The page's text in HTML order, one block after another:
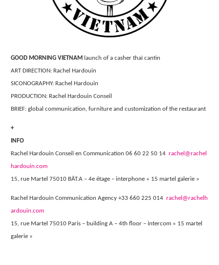
GOOD MORNING VIETNAM
launch of a casher thaï cantin
ART DIRECTION: Rachel Hardouin
SICONOGRAPHY: Rachel Hardouin
PRODUCTION: Rachel Hardouin Conseil
BRIEF: global communication, furniture and customization of the restaurant
+
INFO
Rachel Hardouin Conseil en Communication 06 60 22 50 14 rachel@rachel
hardouin.com
15, rue Martel 75010 BÂT.A – 4e étage – interphone « 15 martel galerie »
Rachel Hardouin Communication Agency +33 660 225 014 rachel@rachelh
ardouin.com
15, rue Martel 75010 Paris – building A – 4th floor – intercom « 15 martel
galerie »